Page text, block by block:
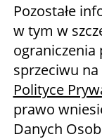
Pozostałe
w tym w
ograniczenia
sprzeciwu
Polityce
prawo
Danych